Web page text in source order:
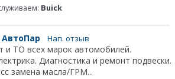
Buick
Нап. отзыв
и ТО всех марок автомобилей.
Диагностика и ремонт подвески.
замена масла/ГРМ...